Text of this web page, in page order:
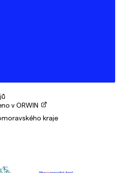
v ORWIN
kraje